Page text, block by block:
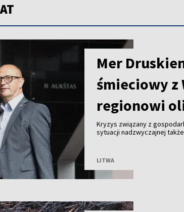
Mer
śmieciowy z
regionowi
Kryzys związany z
sytuacji nadzwyczajnej
LITWA